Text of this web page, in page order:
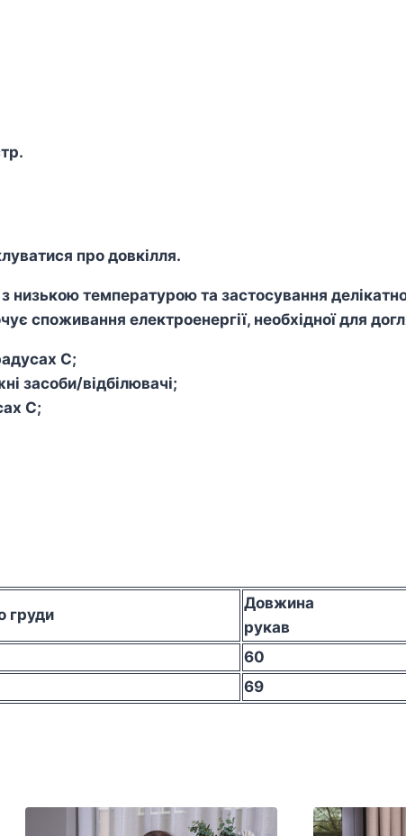
про довкілля.
температурою та застосування
споживання електроенергії, необхідної для
С;
засоби/відбілювачі;
С;
груди
Довжина
рукав
60
69